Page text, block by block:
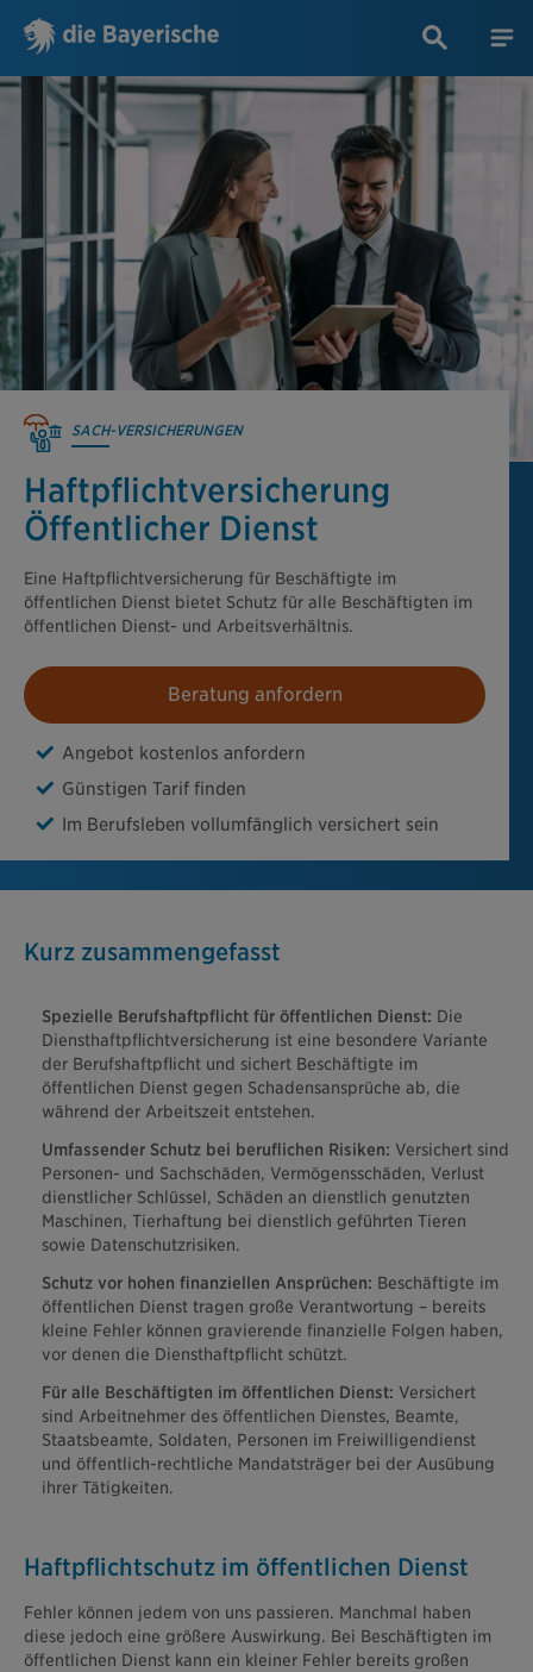
SACH-VERSICHERUNGEN
Haftpflicht­versicherung
Öffentlicher Dienst
Eine Haftpflichtversicherung für Beschäftigte im
öffentlichen Dienst bietet Schutz für alle Beschäftigten im
öffentlichen Dienst- und Arbeitsverhältnis.
Beratung anfordern
Angebot kostenlos anfordern
Günstigen Tarif finden
Im Berufsleben vollumfänglich versichert sein
Kurz zusammengefasst
Spezielle Berufshaftpflicht für öffentlichen Dienst: Die
Diensthaftpflichtversicherung ist eine besondere Variante
der Berufshaftpflicht und sichert Beschäftigte im
öffentlichen Dienst gegen Schadensansprüche ab, die
während der Arbeitszeit entstehen.
Umfassender Schutz bei beruflichen Risiken: Versichert sind
Personen- und Sachschäden, Vermögensschäden, Verlust
dienstlicher Schlüssel, Schäden an dienstlich genutzten
Maschinen, Tierhaftung bei dienstlich geführten Tieren
sowie Datenschutzrisiken.
Schutz vor hohen finanziellen Ansprüchen: Beschäftigte im
öffentlichen Dienst tragen große Verantwortung – bereits
kleine Fehler können gravierende finanzielle Folgen haben,
vor denen die Diensthaftpflicht schützt.
Für alle Beschäftigten im öffentlichen Dienst: Versichert
sind Arbeitnehmer des öffentlichen Dienstes, Beamte,
Staatsbeamte, Soldaten, Personen im Freiwilligendienst
und öffentlich-rechtliche Mandatsträger bei der Ausübung
ihrer Tätigkeiten.
Haftpflichtschutz im öffentlichen Dienst
Fehler können jedem von uns passieren. Manchmal haben
diese jedoch eine größere Auswirkung. Bei Beschäftigten im
öffentlichen Dienst kann ein kleiner Fehler bereits großen